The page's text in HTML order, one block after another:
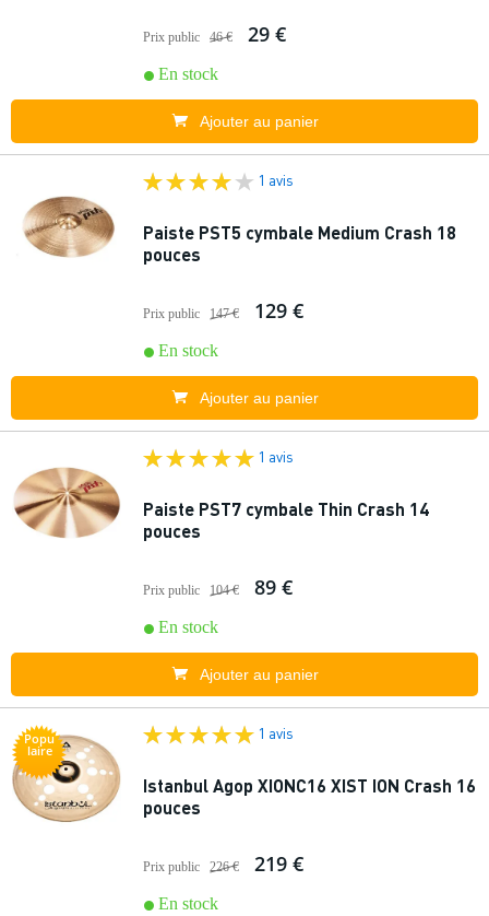
Prix public 46 € 29 €
En stock
Ajouter au panier
1 avis
Paiste PST5 cymbale Medium Crash 18
pouces
Prix public 147 € 129 €
En stock
Ajouter au panier
1 avis
Paiste PST7 cymbale Thin Crash 14
pouces
Prix public 104 € 89 €
En stock
Ajouter au panier
Popu
laire
1 avis
Istanbul Agop XIONC16 XIST ION Crash 16
pouces
Prix public 226 € 219 €
En stock